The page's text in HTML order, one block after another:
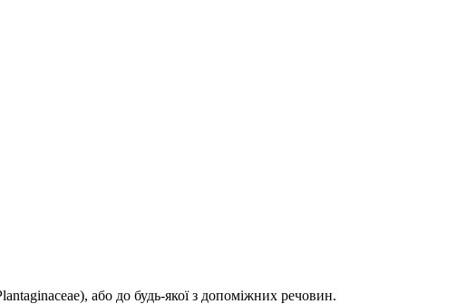
або до будь-якої з допоміжних речовин.